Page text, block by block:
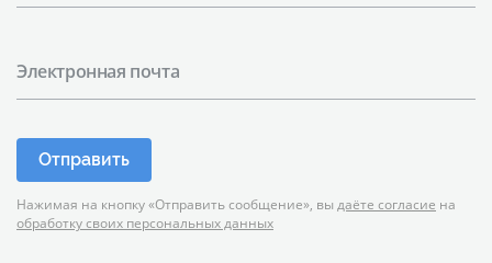
Электронная почта
Отправить
Нажимая на кнопку «Отправить сообщение», вы даёте согласие на
обработку своих персональных данных